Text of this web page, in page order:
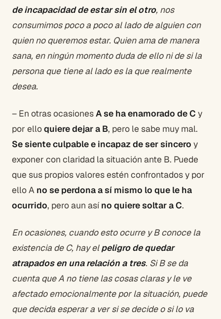
de incapacidad de estar sin el otro, nos
consumimos poco a poco al lado de alguien con
quien no queremos estar. Quien ama de manera
sana, en ningún momento duda de ello ni de si la
persona que tiene al lado es la que realmente
desea.
– En otras ocasionesA se ha enamorado de C y
por elloquiere dejar a B, pero le sabe muy mal.
Se siente culpable e incapaz de ser sincero y
exponer con claridad la situación ante B. Puede
que sus propios valores estén confrontados y por
ello A no se perdona a sí mismo lo que le ha
ocurrido, pero aun así no quiere soltar a C.
En ocasiones, cuando esto ocurre y B conoce la
existencia de C, hay elpeligro de quedar
atrapados en una relación a tres. Si B se da
cuenta que A no tiene las cosas claras y le ve
afectado emocionalmente por la situación, puede
que decida esperar a ver si se decide o si lo va